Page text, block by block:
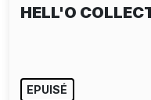
HELL'O
EPUISÉ